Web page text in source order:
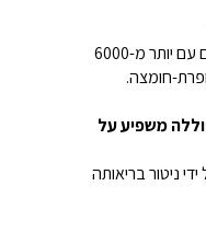
המצבר מחזיק מעמד יותר מ-10 שנים עם יותר מ-6000
משפיע על
ניטור בריאותה